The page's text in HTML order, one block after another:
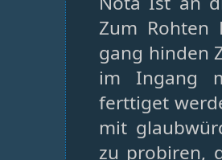
Zum Rohten
gang hinden
im Ingang
ferttiget
mit
zu probiren,